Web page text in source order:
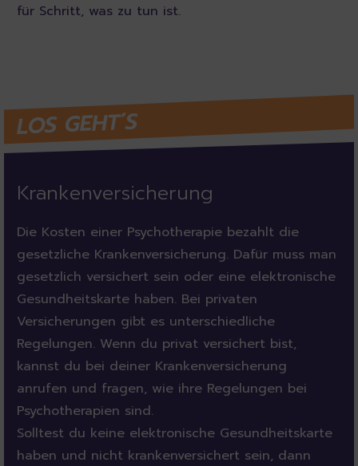
für Schritt, was zu tun ist.
LOS GEHT´S
Krankenversicherung
Die Kosten einer Psychotherapie bezahlt die
gesetzliche Krankenversicherung. Dafür muss man
gesetzlich versichert sein oder eine elektronische
Gesundheitskarte haben. Bei privaten
Versicherungen gibt es unterschiedliche
Regelungen. Wenn du privat versichert bist,
kannst du bei deiner Krankenversicherung
anrufen und fragen, wie ihre Regelungen bei
Psychotherapien sind.
Solltest du keine elektronische Gesundheitskarte
haben und nicht krankenversichert sein, dann